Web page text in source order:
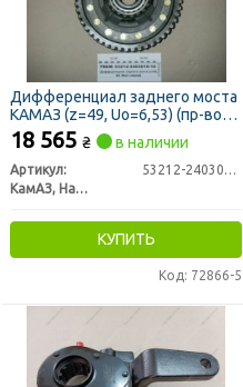
Дифференциал заднего моста
КАМАЗ (z=49, Uo=6,53) (пр-во
КАМАЗ)
18 565 ₴ в наличии
Артикул:
53212-2403010-10
КамАЗ, Набережные Челны
КУПИТЬ
Код: 72866-5